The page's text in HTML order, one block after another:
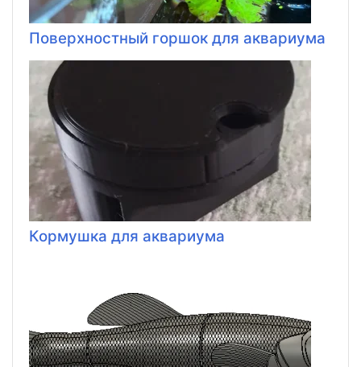
Поверхностный горшок для аквариума
Кормушка для аквариума